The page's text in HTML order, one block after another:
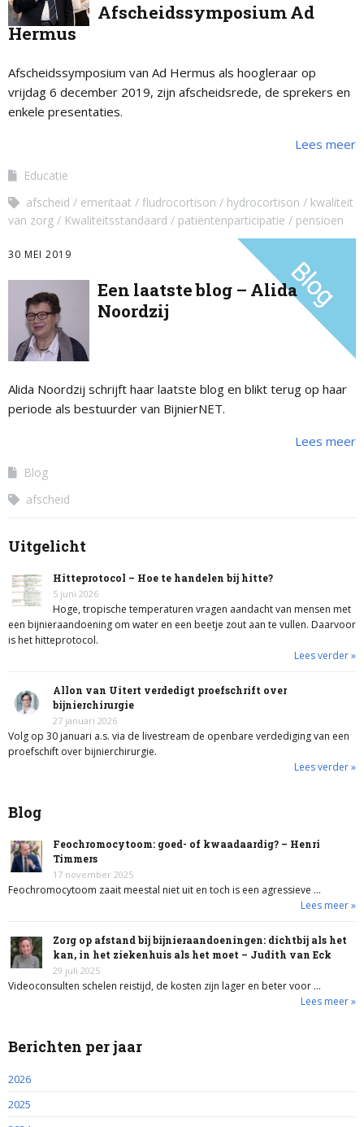
Afscheidssymposium Ad
Hermus
Afscheidssymposium van Ad Hermus als hoogleraar op
vrijdag 6 december 2019, zijn afscheidsrede, de sprekers en
enkele presentaties.
Lees meer
Educatie
afscheid
emeritaat fludrocortison hydrocortison
kwaliteit
van zorg
Kwaliteitsstandaard patiëntenparticipatie pensioen
30 MEI 2019
Een laatste blog – Alida
Noordzij
Alida Noordzij schrijft haar laatste blog en blikt terug op haar
periode als bestuurder van BijnierNET.
Lees meer
Blog
afscheid
Uitgelicht
Hitteprotocol – Hoe te handelen bij hitte?
5 juni 2026
Hoge, tropische temperaturen vragen aandacht van mensen met
een bijnieraandoening om water en een beetje zout aan te vullen. Daarvoor
is het hitteprotocol.
Lees verder »
Allon van Uitert verdedigt proefschrift over
bijnierchirurgie
27 januari 2026
Volg op 30 januari a.s. via de livestream de openbare verdediging van een
proefschift over bijnierchirurgie.
Lees verder »
Blog
Feochromocytoom: goed- of kwaadaardig? – Henri
Timmers
17 november 2025
Feochromocytoom zaait meestal niet uit en toch is een agressieve …
Lees meer »
Zorg op afstand bij bijnieraandoeningen: dichtbij als het
kan, in het ziekenhuis als het moet – Judith van Eck
29 juli 2025
Videoconsulten schelen reistijd, de kosten zijn lager en beter voor …
Lees meer »
Berichten per jaar
2026
2025